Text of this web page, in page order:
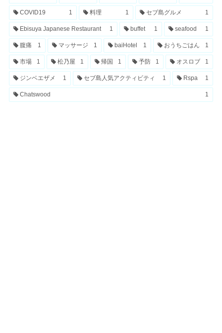
COVID19 1 料理 1 セブ島グルメ 1
Ebisuya Japanese Restaurant 1 buffet 1 seafood 1
腹痛 1 マッサージ 1 baiHotel 1 おうちごはん 1
市場 1 松乃屋 1 帰国 1 予防 1 オスロブ 1
ジンベエザメ 1 セブ島人気アクティビティ 1 Rspa 1
Chatswood 1